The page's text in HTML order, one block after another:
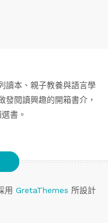
讀本、親子教養與語言學
發閱讀興趣的開箱書介，
書。
用 GretaThemes 所設計